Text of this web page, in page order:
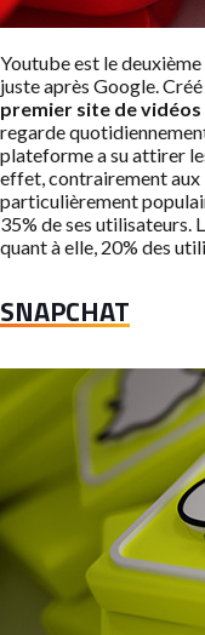
Youtube est le
juste après Google.
premier site de vidéos
regarde
plateforme a su attirer
effet, contrairement aux
particulièrement
35% de ses utilisateurs.
quant à elle, 20% des
SNAPCHAT